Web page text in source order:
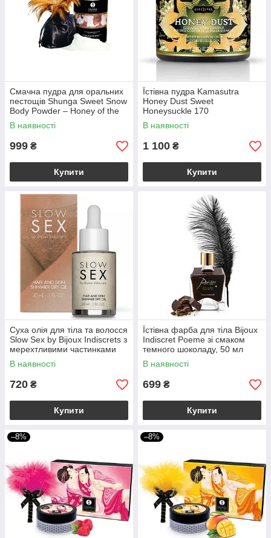
Смачна пудра для оральних
пестощів Shunga Sweet Snow
Body Powder – Honey of the
Nymphs (228 гр)
В наявності
999 ₴
Купити
Їстівна пудра Kamasutra
Honey Dust Sweet
Honeysuckle 170
В наявності
1 100 ₴
Купити
Суха олія для тіла та волосся
Slow Sex by Bijoux Indiscrets з
мерехтливими частинками
В наявності
720 ₴
Купити
Їстівна фарба для тіла Bijoux
Indiscret Poeme зі смаком
темного шоколаду, 50 мл
В наявності
699 ₴
Купити
–8% –8%